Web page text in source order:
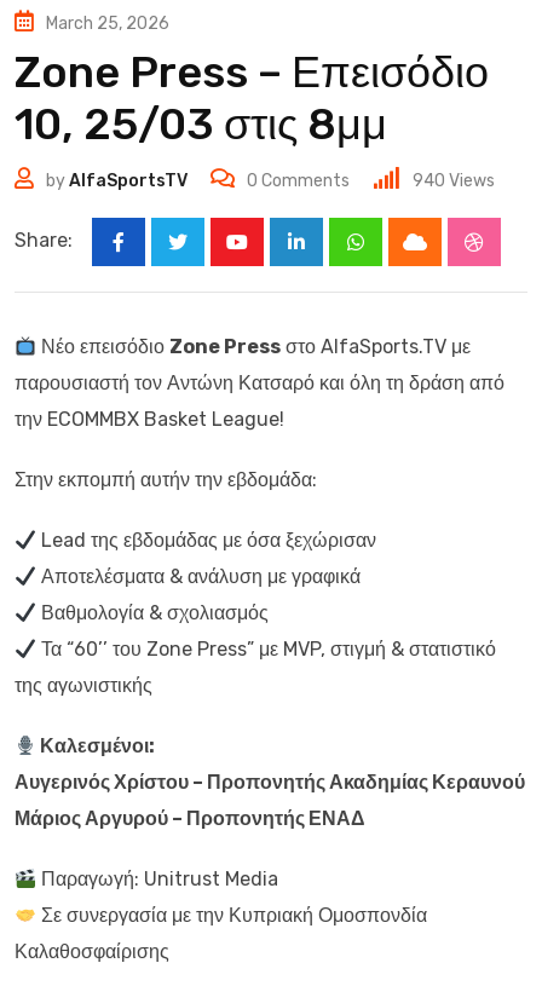
March 25, 2026
Zone Press – Επεισόδιο
10, 25/03 στις 8μμ
byAlfaSportsTV 0 Comments 940 Views
Share:
LinkedInWhatsappCloud
Νέο επεισόδιο Zone Press στο AlfaSports.TV με
παρουσιαστή τον Αντώνη Κατσαρό και όλη τη δράση από
την ECOMMBX Basket League!
Στην εκπομπή αυτήν την εβδομάδα:
Lead της εβδομάδας με όσα ξεχώρισαν
Αποτελέσματα & ανάλυση με γραφικά
Βαθμολογία & σχολιασμός
Τα “60’’ του Zone Press” με MVP, στιγμή & στατιστικό
της αγωνιστικής
Καλεσμένοι:
Αυγερινός Χρίστου – Προπονητής Ακαδημίας Κεραυνού
Μάριος Αργυρού – Προπονητής ΕΝΑΔ
Παραγωγή: Unitrust Media
Σε συνεργασία με την Κυπριακή Ομοσπονδία
Καλαθοσφαίρισης